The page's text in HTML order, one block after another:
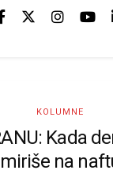
KOLUMNE
Kada
miriše na